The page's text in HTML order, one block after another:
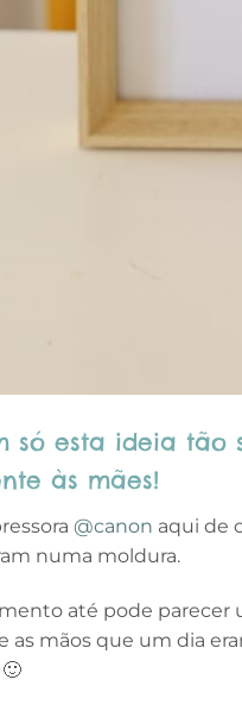
só esta ideia
às mães!
@canon aqui de
numa moldura.
até pode parecer
as mãos que um dia